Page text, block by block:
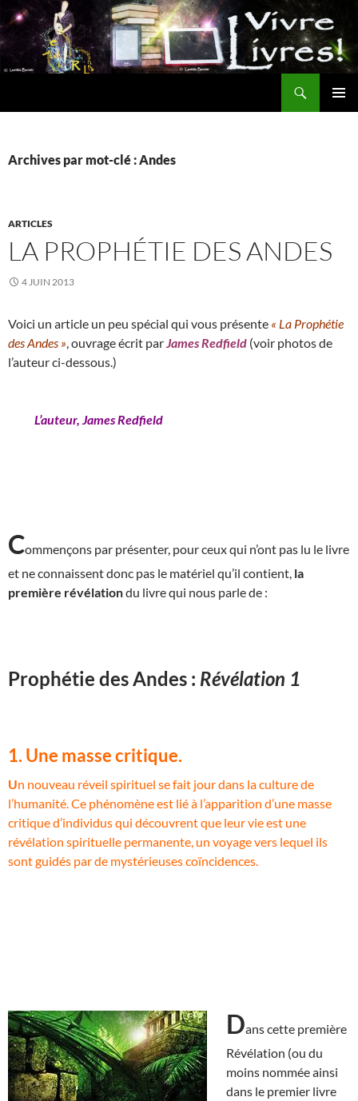
Aller
au
contenu
Archives par mot-clé : Andes
ARTICLES
LA PROPHÉTIE DES ANDES
4 JUIN 2013
Voici un article un peu spécial qui vous présente « La Prophétie
des Andes » , ouvrage écrit par James Redfield (voir photos de
l’auteur ci-dessous.)
L’auteur, James Redfield
Commençons par présenter, pour ceux qui n’ont pas lu le livre
et ne connaissent donc pas le matériel qu’il contient, la
première révélationdu livre qui nous parle de :
Prophétie des Andes : Révélation 1
1. Une masse critique.
Un nouveau réveil spirituel se fait jour dans la culture de
l’humanité. Ce phénomène est lié à l’apparition d’une masse
critique d’individus qui découvrent que leur vie est une
révélation spirituelle permanente, un voyage vers lequel ils
sont guidés par de mystérieuses coïncidences.
Dans cette première
Révélation (ou du
moins nommée ainsi
dans le premier livre